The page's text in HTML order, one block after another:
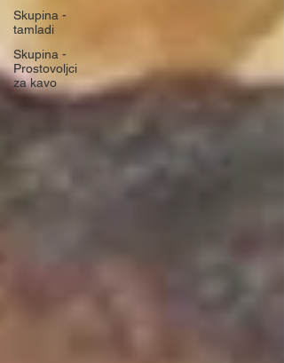
Skupina -
tamladi
Skupina -
Prostovoljci
za kavo